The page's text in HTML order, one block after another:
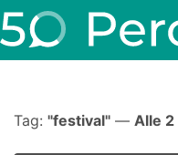
Tag: "festival" — Alle 2